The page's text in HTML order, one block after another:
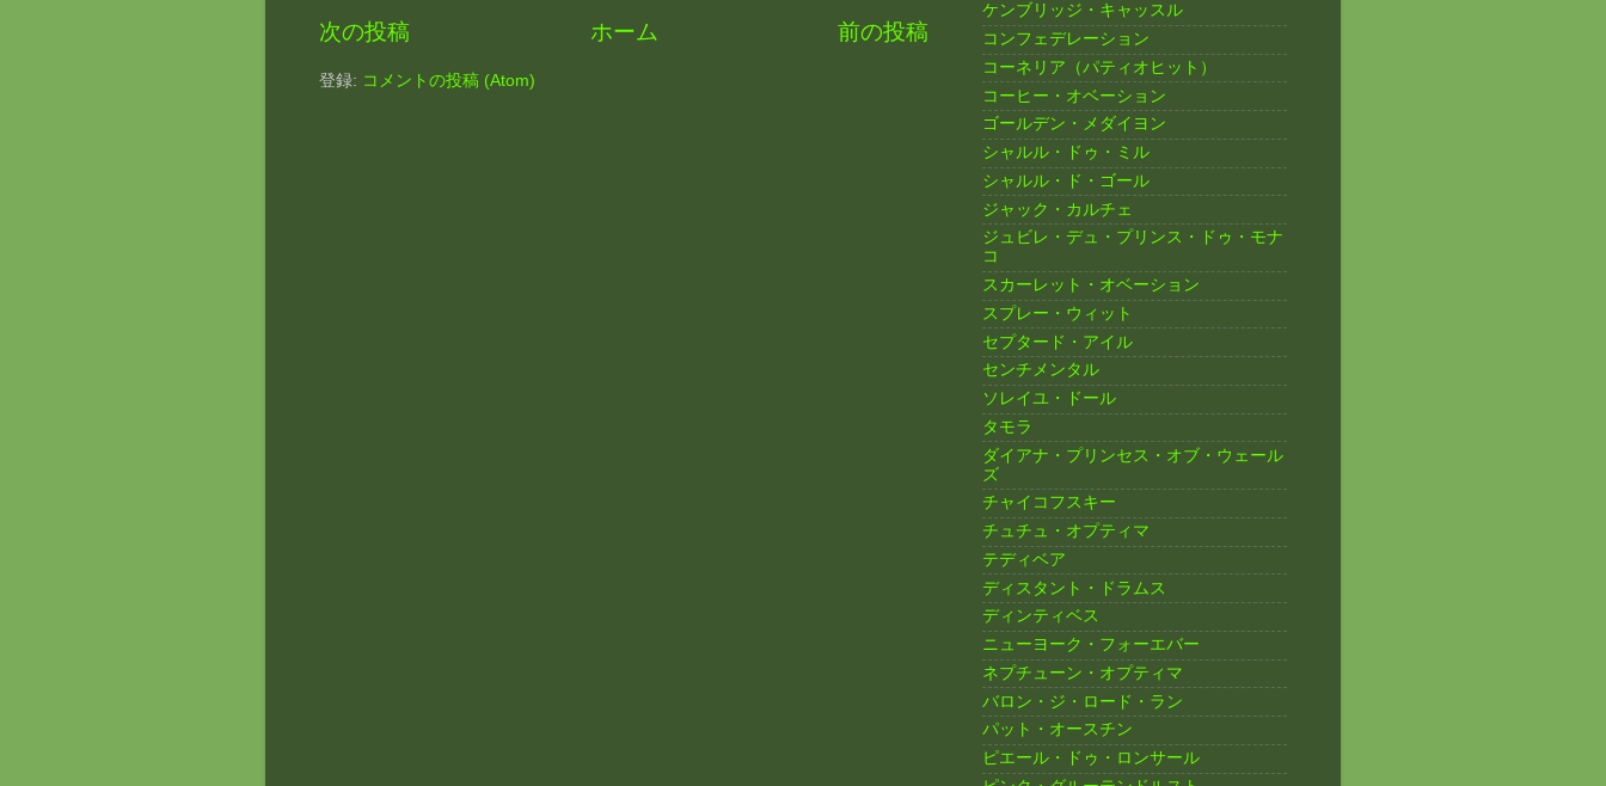
次の投稿 前の投稿
ホーム
登録: コメントの投稿 (Atom)
ケンブリッジ・キャッスル
コンフェデレーション
コーネリア（パティオヒット）
コーヒー・オベーション
ゴールデン・メダイヨン
シャルル・ドゥ・ミル
シャルル・ド・ゴール
ジャック・カルチェ
ジュビレ・デュ・プリンス・ドゥ・モナ
コ
スカーレット・オベーション
スプレー・ウィット
セプタード・アイル
センチメンタル
ソレイユ・ドール
タモラ
ダイアナ・プリンセス・オブ・ウェール
ズ
チャイコフスキー
チュチュ・オプティマ
テディベア
ディスタント・ドラムス
ディンティベス
ニューヨーク・フォーエバー
ネプチューン・オプティマ
バロン・ジ・ロード・ラン
パット・オースチン
ピエール・ドゥ・ロンサール